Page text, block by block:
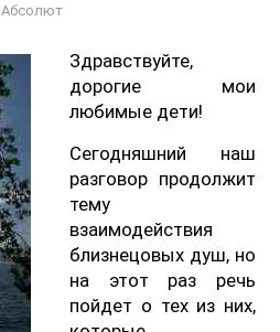
Абсолют
Здравствуйте,
дорогие мои
любимые дети!
Сегодняшний наш
разговор продолжит
тему
взаимодействия
близнецовых душ, но
на этот раз речь
пойдет о тех из них,